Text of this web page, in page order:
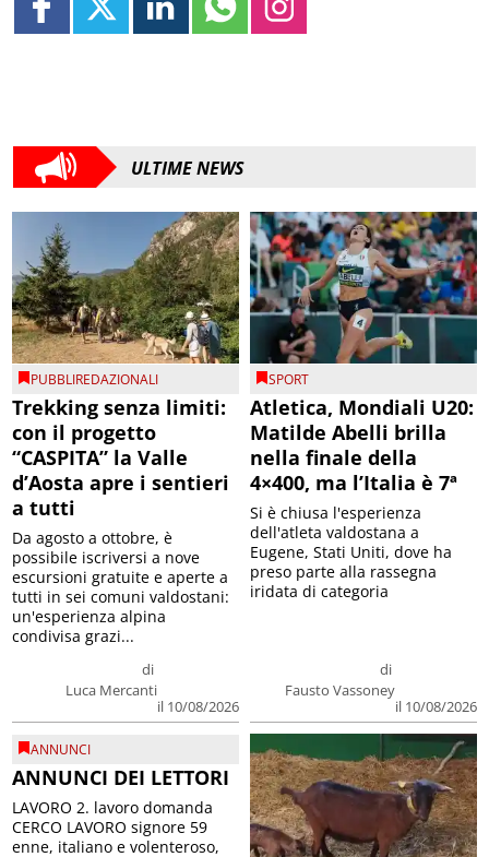
ULTIME NEWS
PUBBLIREDAZIONALI
Trekking senza limiti:
con il progetto
“CASPITA” la Valle
d’Aosta apre i sentieri
a tutti
di
Luca Mercanti
il 10/08/2026
Da agosto a ottobre, è
possibile iscriversi a nove
escursioni gratuite e aperte a
tutti in sei comuni valdostani:
un'esperienza alpina
condivisa grazi...
SPORT
Atletica, Mondiali U20:
Matilde Abelli brilla
nella finale della
4×400, ma l’Italia è 7ª
di
Fausto Vassoney
il 10/08/2026
Si è chiusa l'esperienza
dell'atleta valdostana a
Eugene, Stati Uniti, dove ha
preso parte alla rassegna
iridata di categoria
ANNUNCI
ANNUNCI DEI LETTORI
LAVORO 2. lavoro domanda
CERCO LAVORO signore 59
enne, italiano e volenteroso,